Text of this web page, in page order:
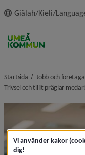
innehållet
Giälah/Kieli/
Startsida Jobb och
Trivsel och tillit präglar
Vi använder kakor
dig!